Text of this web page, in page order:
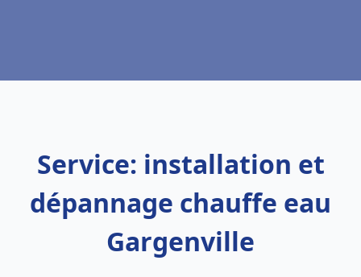
Service: installation et
dépannage chauffe eau
Gargenville